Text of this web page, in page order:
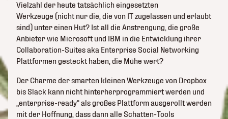
Vielzahl der heute tatsächlich eingesetzten
Werkzeuge (nicht nur die, die von IT zugelassen und erlaubt
sind) unter einen Hut? Ist all die Anstrengung, die große
Anbieter wie Microsoft und IBM in die Entwicklung ihrer
Collaboration-Suites aka Enterprise Social Networking
Plattformen gesteckt haben, die Mühe wert?
Der Charme der smarten kleinen Werkzeuge von Dropbox
bis Slack kann nicht hinterherprogrammiert werden und
„enterprise-ready“ als großes Plattform ausgerollt werden
mit der Hoffnung, dass dann alle Schatten-Tools